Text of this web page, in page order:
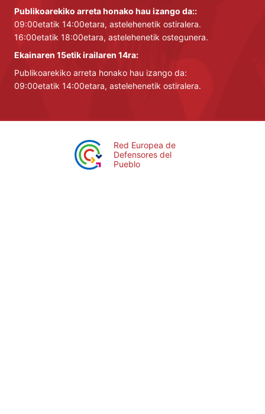
Publikoarekiko arreta honako hau izango da::
09:00etatik 14:00etara, astelehenetik ostiralera.
16:00etatik 18:00etara, astelehenetik ostegunera.
Ekainaren 15etik irailaren 14ra:
Publikoarekiko arreta honako hau izango da:
09:00etatik 14:00etara, astelehenetik ostiralera.
Red Europea de
Defensores del
Pueblo